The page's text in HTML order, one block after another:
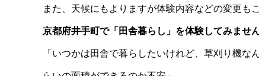
また、天候にもよりますが体験内容などの変更も
京都府井手町で「田舎暮らし」を体験してみませ
「いつかは田舎で暮らしたいけれど、草刈り機